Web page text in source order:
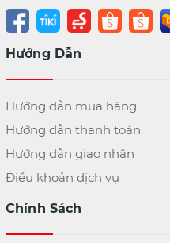
Hướng Dẫn
Hướng dẫn mua hàng
Hướng dẫn thanh toán
Hướng dẫn giao nhận
Điều khoản dịch vụ
Chính Sách